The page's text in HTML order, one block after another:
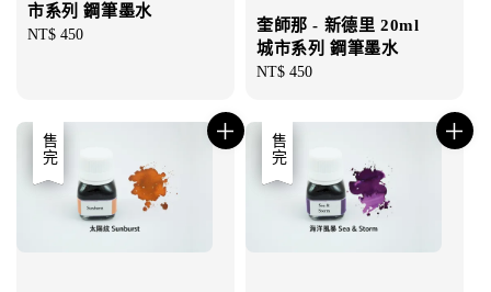
市系列 鋼筆墨水
Regular
NT$ 450
奎師那 - 新德里 20ml
城市系列 鋼筆墨水
Regular
NT$ 450
優惠
售完 優惠
售完